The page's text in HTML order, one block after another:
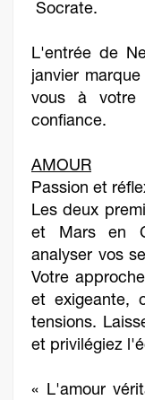
Socrate.
L'entrée de
janvier
vous à votre
confiance.
AMOUR
Passion et
Les deux
et Mars en
analyser vos
Votre
et exigeante,
tensions.
et privilégiez
« L'amour